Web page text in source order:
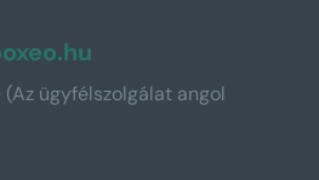
ügyfélszolgálat angol